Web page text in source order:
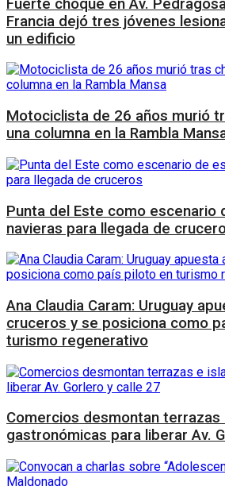
Fuerte choque en Av.
Francia dejó tres jóvenes
un edificio
Motociclista de 26 años murió
una columna en la Rambla
Punta del Este como escenario
navieras para llegada de
Ana Claudia Caram: Uruguay
cruceros y se posiciona como
turismo regenerativo
Comercios desmontan terrazas
gastronómicas para liberar Av.